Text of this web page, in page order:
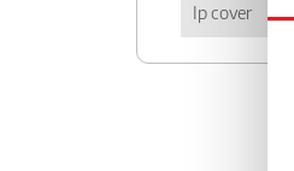
Ip cover